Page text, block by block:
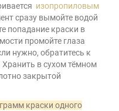
изопропиловым
сразу вымойте водой
попадание краски в
промойте глаза
нужно, обратитесь к
в сухом тёмном
закрытой
краски одного